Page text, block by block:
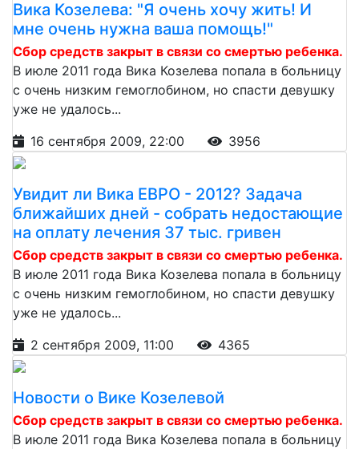
Вика Козелева: "Я очень хочу жить! И
мне очень нужна ваша помощь!"
Сбор средств закрыт в связи со смертью ребенка.
В июле 2011 года Вика Козелева попала в больницу
с очень низким гемоглобином, но спасти девушку
уже не удалось...
16 сентября 2009, 22:00
3956
Увидит ли Вика ЕВРО - 2012? Задача
ближайших дней - собрать недостающие
на оплату лечения 37 тыс. гривен
Сбор средств закрыт в связи со смертью ребенка.
В июле 2011 года Вика Козелева попала в больницу
с очень низким гемоглобином, но спасти девушку
уже не удалось...
2 сентября 2009, 11:00
4365
Новости о Вике Козелевой
Сбор средств закрыт в связи со смертью ребенка.
В июле 2011 года Вика Козелева попала в больницу